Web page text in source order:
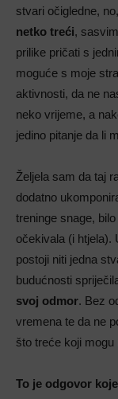
stvari očigledne,
netko treći, sasvim
prilike pričati s
moguće s moje
aktivnosti, da ne
neko vrijeme, a
jedino pitanje da li
Željela sam da taj
dodatno
treninge snage,
očekivala (i htjela).
postoji niti jedna
budućnosti
svoj odmor. Bez
vremena te da ne
što treće koji mogu
To je odgovor